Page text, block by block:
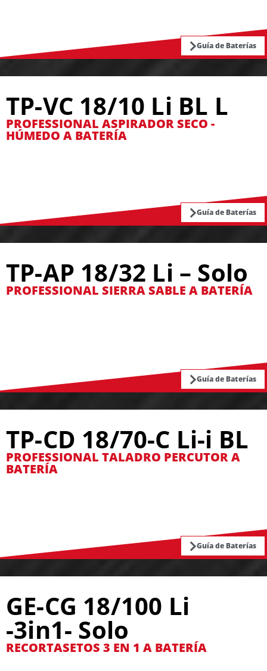
Guía de Baterías
TP-VC 18/10 Li BL L
PROFESSIONAL ASPIRADOR SECO -
HÚMEDO A BATERÍA
Guía de Baterías
TP-AP 18/32 Li – Solo
PROFESSIONAL SIERRA SABLE A BATERÍA
Guía de Baterías
TP-CD 18/70-C Li-i BL
PROFESSIONAL TALADRO PERCUTOR A
BATERÍA
Guía de Baterías
GE-CG 18/100 Li
-3in1- Solo
RECORTASETOS 3 EN 1 A BATERÍA